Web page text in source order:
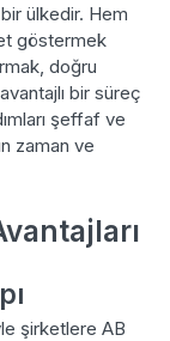
ülkedir. Hem
göstermek
doğru
bir süreç
şeffaf ve
zaman ve
şirketlere AB